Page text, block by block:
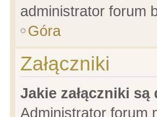
administrator forum
Góra
Załączniki
Jakie załączniki
Administrator forum